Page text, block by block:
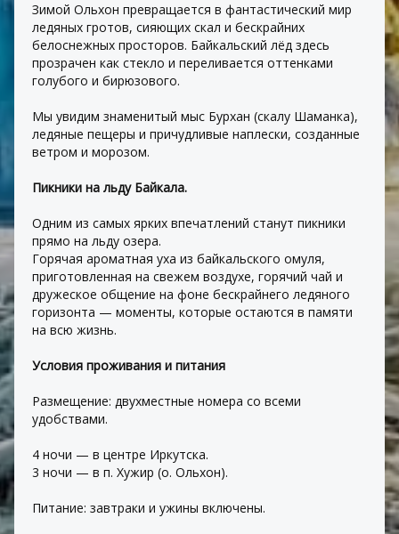
Зимой Ольхон превращается в фантастический мир
ледяных гротов, сияющих скал и бескрайних
белоснежных просторов. Байкальский лёд здесь
прозрачен как стекло и переливается оттенками
голубого и бирюзового.
Мы увидим знаменитый мыс Бурхан (скалу Шаманка),
ледяные пещеры и причудливые наплески, созданные
ветром и морозом.
Пикники на льду Байкала.
Одним из самых ярких впечатлений станут пикники
прямо на льду озера.
Горячая ароматная уха из байкальского омуля,
приготовленная на свежем воздухе, горячий чай и
дружеское общение на фоне бескрайнего ледяного
горизонта — моменты, которые остаются в памяти
на всю жизнь.
Условия проживания и питания
Размещение: двухместные номера со всеми
удобствами.
4 ночи — в центре Иркутска.
3 ночи — в п. Хужир (о. Ольхон).
Питание: завтраки и ужины включены.